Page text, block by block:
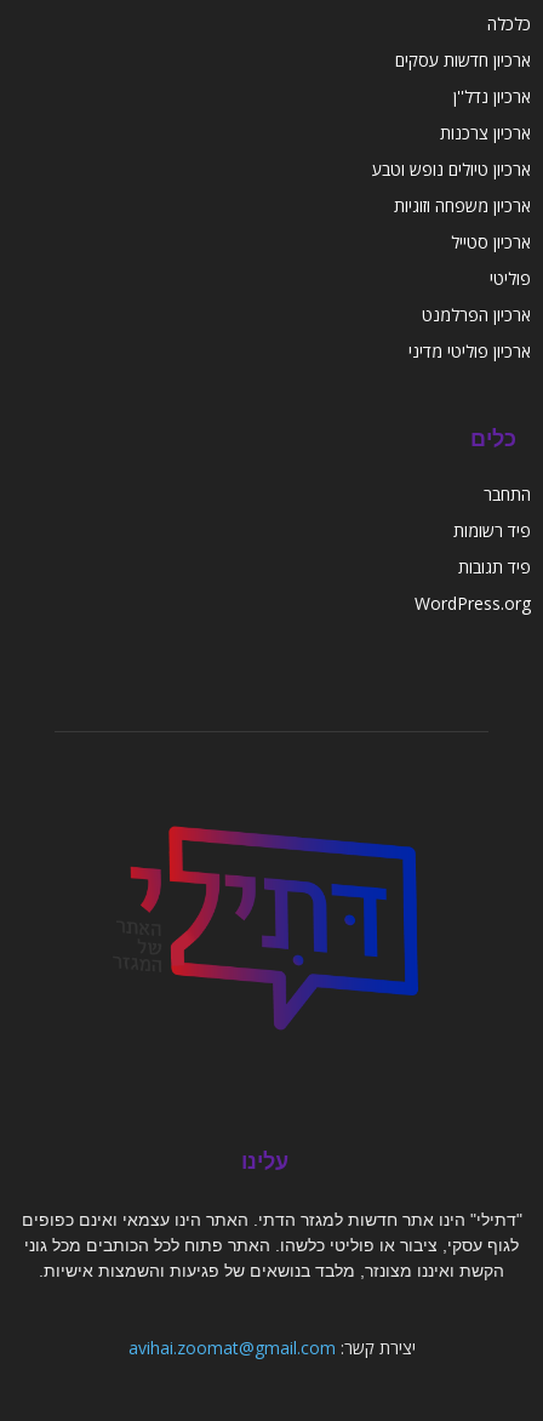
כלכלה
ארכיון חדשות עסקים
ארכיון נדל''ן
ארכיון צרכנות
ארכיון טיולים נופש וטבע
ארכיון משפחה וזוגיות
ארכיון סטייל
פוליטי
ארכיון הפרלמנט
ארכיון פוליטי מדיני
כלים
התחבר
פיד רשומות
פיד תגובות
WordPress.org
עלינו
"דתילי" הינו אתר חדשות למגזר הדתי. האתר הינו עצמאי ואינם כפופים
לגוף עסקי, ציבור או פוליטי כלשהו. האתר פתוח לכל הכותבים מכל גוני
הקשת ואיננו מצונזר, מלבד בנושאים של פגיעות והשמצות אישיות.
יצירת קשר: avihai.zoomat@gmail.com